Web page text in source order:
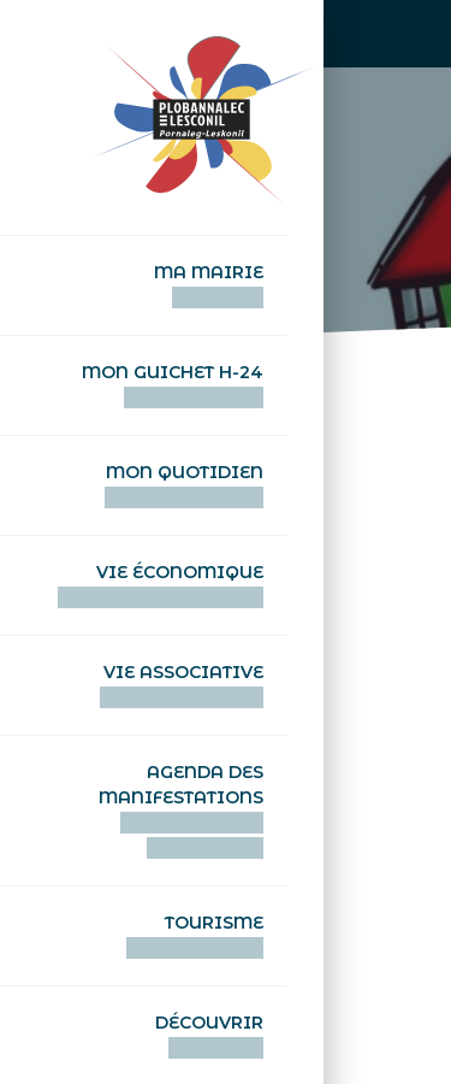
MA MAIRIE
MON GUICHET H-24
MON QUOTIDIEN
VIE ÉCONOMIQUE
VIE ASSOCIATIVE
AGENDA DES
MANIFESTATIONS
TOURISME
DÉCOUVRIR